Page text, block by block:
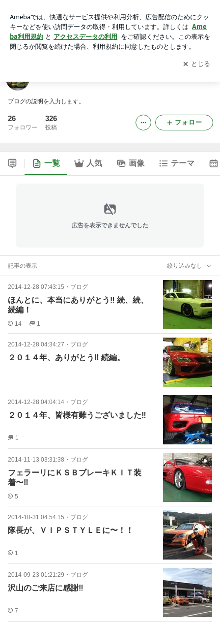
アプリをダウンロードして ブログの更新通知
を受け取りまし
ょう。
開く
ブログの説明を入力します。
26
フォロワー
326
投稿
フォロー
一覧 人気 画像 テーマ
広告を表示できませんでした
記事の表示 絞り込みなし
2014-12-28 07:43:15 ・ ブログ
ほんとに、本当にありがとう‼ 続、続、
続編！
14 1
2014-12-28 04:34:27 ・ ブログ
２０１４年、ありがとう‼ 続編。
2014-12-28 04:04:14 ・ ブログ
２０１４年、皆様有難うございました‼
1
2014-11-13 03:31:38 ・ ブログ
フェラーリにＫＳＢブレーキＫＩＴ装
着〜‼
5
2014-10-31 04:54:15 ・ ブログ
隊長が、ＶＩＰＳＴＹＬＥに〜！！
1
2014-09-23 01:21:29 ・ ブログ
沢山のご来店に感謝‼
7